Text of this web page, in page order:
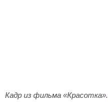
Кадр из фильма «Красотка».